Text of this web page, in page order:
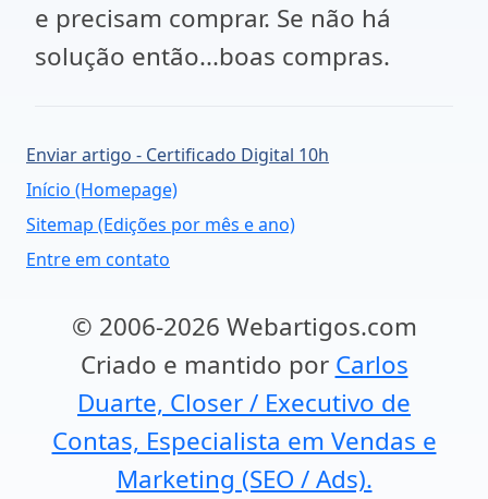
e precisam comprar. Se não há
solução então...boas compras.
Enviar artigo - Certificado Digital 10h
Início (Homepage)
Sitemap (Edições por mês e ano)
Entre em contato
© 2006-2026 Webartigos.com
Criado e mantido por Carlos
Duarte, Closer / Executivo de
Contas, Especialista em Vendas e
Marketing (SEO / Ads).